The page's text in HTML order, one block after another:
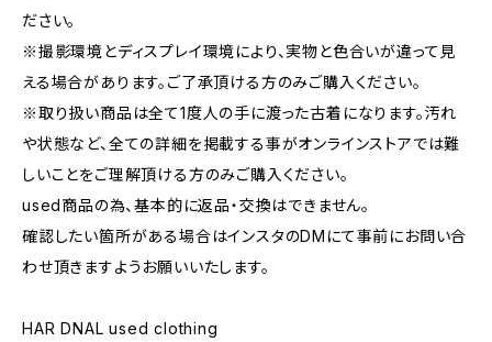
ださい。
※撮影環境とディスプレイ環境により、実物と色合いが違って見
える場合があります。ご了承頂ける方のみご購入ください。
※取り扱い商品は全て1度人の手に渡った古着になります。汚れ
や状態など、全ての詳細を掲載する事がオンラインストアでは難
しいことをご理解頂ける方のみご購入ください。
used商品の為、基本的に返品・交換はできません。
確認したい箇所がある場合はインスタのDMにて事前にお問い合
わせ頂きますようお願いいたします。
HAR DNAL used clothing